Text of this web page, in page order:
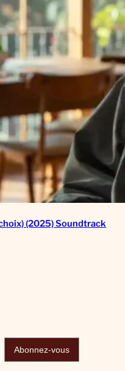
(2025) Soundtrack
Abonnez-vous